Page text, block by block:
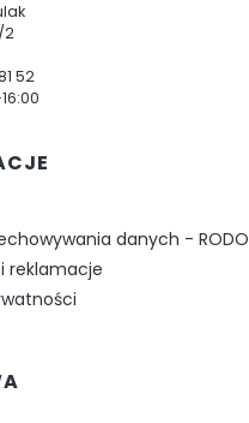
2
52
danych - RODO
reklamacje